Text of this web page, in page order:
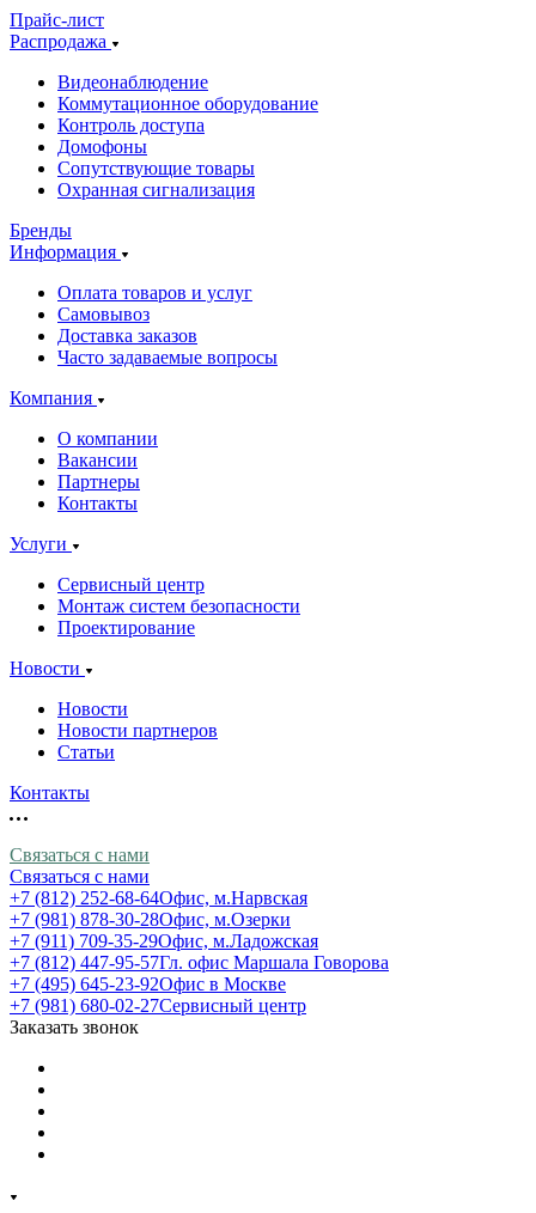
Прайс-лист
Распродажа
Видеонаблюдение
Коммутационное оборудование
Контроль доступа
Домофоны
Сопутствующие товары
Охранная сигнализация
Бренды
Информация
Оплата товаров и услуг
Самовывоз
Доставка заказов
Часто задаваемые вопросы
Компания
О компании
Вакансии
Партнеры
Контакты
Услуги
Сервисный центр
Монтаж систем безопасности
Проектирование
Новости
Новости
Новости партнеров
Статьи
Контакты
Связаться с нами
Связаться с нами
+7 (812) 252-68-64Офис, м.Нарвская
+7 (981) 878-30-28Офис, м.Озерки
+7 (911) 709-35-29Офис, м.Ладожская
+7 (812) 447-95-57Гл. офис Маршала Говорова
+7 (495) 645-23-92Офис в Москве
+7 (981) 680-02-27Сервисный центр
Заказать звонок